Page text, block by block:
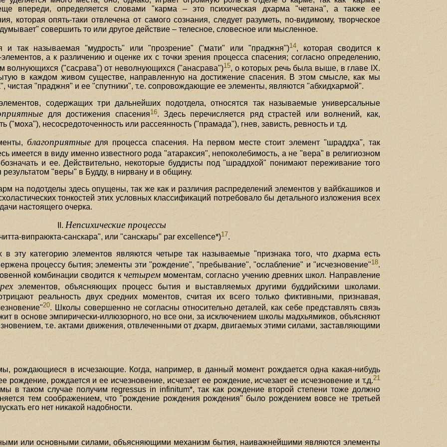
впереди, определяется словами "карма – это психическая дхарма "четана", а также ее
которая опять-таки отвлечена от самого сознания, следует разуметь, по-видимому, творческое
совершить то или другое действие – телесное, словесное или мысленное.
так называемая "мудрость" или "прозрение" ("мати" или "праджня")14, которая сводится к
а к различению и оценке их с точки зрения процесса спасения; согласно определению,
волнующихся ("сасрава") от неволнующихся ("анасрава")15, о которых речь была выше, в главе IX.
в каждом живом существе, направленную на достижение спасения. В этом смысле, как мы
чистая "праджня" и ее "спутники", т.е. сопровождающие ее элементы, являются "абхидхармой".
содержащих три дальнейших подотдела, относятся так называемые универсальные
для достижения спасения16. Здесь перечисляется ряд страстей или волнений, как,
несосредоточенность или рассеянность ("прамада"), гнев, зависть, ревность и т.д.
благоприятныедля процесса спасения. На первом месте стоит элемент "шраддха", так
имеется в виду именно известного рода "атараксия", непоколебимость, а не "вера" в религиозном
и ее. Действительно, некоторые буддисты под "шраддхой" понимают переживание того
"веры" в Будду, в нирвану и в общину.
на подотделы здесь опущены, так же как и различия распределений элементов у вайбхашиков и
тонкостей этих условных классификаций потребовало бы детального изложения всех
настоящего очерка.
II. Непсихические процессы
випраюкта-санскара", или "санскары" par excellence*)17.
эту категорию элементов являются четыре так называемые "признака того, что дхарма есть
процессу бытия; элементы эти "рождение", "пребывание", "ослабление" и "исчезновение"18.
комбинации сводится кчетыреммоментам, согласно учению древних школ. Направление
элементов, объясняющих процесс бытия и выставляемых другими буддийскими школами.
реальность двух средних моментов, считая их всего только фиктивными, признавая,
20. Школы совершенно не согласны относительно деталей, как себе представлять связь
в основе эмпирически-иллюзорного, но все они, за исключением школы мадхьямиков, объясняют
т.е. актами движения, отвлеченными от дхарм, двигаемых этими силами, заставляющими
рождающиеся в исчезающие. Когда, например, в данный момент рождается одна какая-нибудь
рождение, рождается и ее исчезновение, исчезает ее рождение, исчезает ее исчезновение и т.д.21
в таком случае получим regressus in infinitum*, так как рождение второй степени тоже должно
тем соображением, что "рождение рождения рождения" было рождением вовсе не третьей
его нет никакой надобности.
или основными силами, объясняющими механизм бытия, наиважнейшими являются элементы